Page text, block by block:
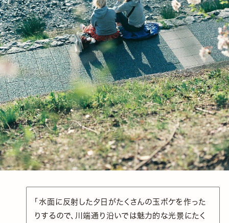
「水面に反射した夕日がたくさんの玉ボケを作った
りするので、川端通り沿いでは魅力的な光景にたく